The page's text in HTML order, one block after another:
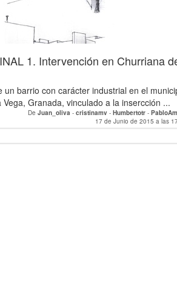
1. Intervención en Churriana
un barrio con carácter industrial en el
Granada, vinculado a la insercción ...
De Juan_oliva - cristinamv - Humbertotr -
17 de Junio de 2015 a las